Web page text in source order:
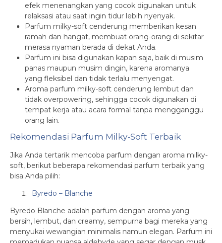
efek menenangkan yang cocok digunakan untuk
relaksasi atau saat ingin tidur lebih nyenyak.
Parfum milky-soft cenderung memberikan kesan
ramah dan hangat, membuat orang-orang di sekitar
merasa nyaman berada di dekat Anda.
Parfum ini bisa digunakan kapan saja, baik di musim
panas maupun musim dingin, karena aromanya
yang fleksibel dan tidak terlalu menyengat.
Aroma parfum milky-soft cenderung lembut dan
tidak overpowering, sehingga cocok digunakan di
tempat kerja atau acara formal tanpa mengganggu
orang lain.
Rekomendasi Parfum Milky-Soft Terbaik
Jika Anda tertarik mencoba parfum dengan aroma milky-
soft, berikut beberapa rekomendasi parfum terbaik yang
bisa Anda pilih:
Byredo – Blanche
Byredo Blanche adalah parfum dengan aroma yang
bersih, lembut, dan creamy, sempurna bagi mereka yang
menyukai wewangian minimalis namun elegan. Parfum ini